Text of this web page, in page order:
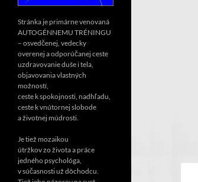
Stránka je primárne venovaná
AUTOGÉNNEMU TRÉNINGU
– osvedčenej, vedecky
overenej a odporúčanej ceste
uzdravovanie duše i tela,
objavovania vlastných
možností,
ceste k spokojnosti, nadhľadu,
ceste k vnútornej slobode
a životnej múdrosti.
Je tiež mozaikou
útržkov zo života a práce
jedného psychológa,
v súčasnosti už dôchodcu.